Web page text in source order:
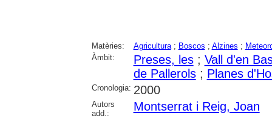
Matèries: Agricultura; Boscos ; Alzines ;
Àmbit:
Preses, les; Vall d'en
de Pallerols; Planes
Cronologia: 2000
Autors
add.:
Montserrat i Reig, Joan